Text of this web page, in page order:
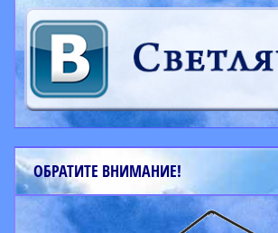
ОБРАТИТЕ ВНИМАНИЕ!